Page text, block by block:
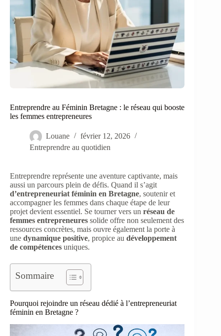
Entreprendre au Féminin Bretagne : le réseau qui booste
les femmes entrepreneures
Louane
février 12, 2026
Entreprendre au quotidien
Entreprendre représente une aventure captivante, mais
aussi un parcours plein de défis. Quand il s’agit
d’entrepreneuriat féminin en Bretagne, soutenir et
accompagner les femmes dans chaque étape de leur
projet devient essentiel. Se tourner vers un réseau de
femmes entrepreneures solide offre non seulement des
ressources concrètes, mais ouvre également la porte à
une dynamique positive, propice au développement
de compétences uniques.
Sommaire
Pourquoi rejoindre un réseau dédié à l’entrepreneuriat
féminin en Bretagne ?